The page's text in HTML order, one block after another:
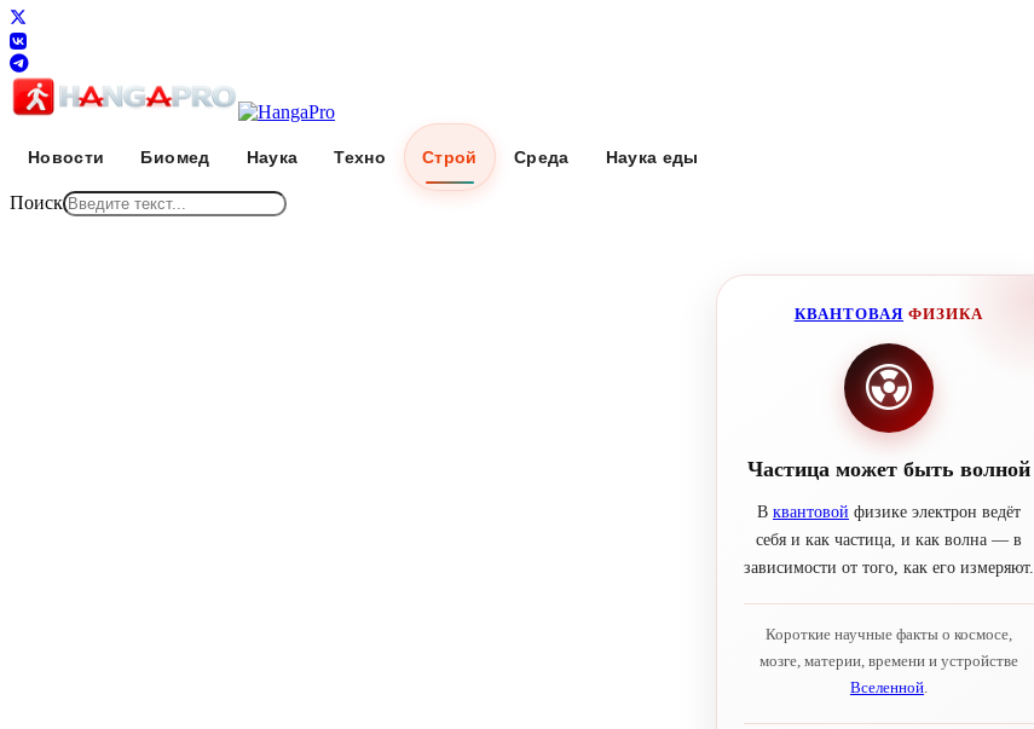
Новости Биомед Наука Техно Строй Среда Наука еды
Поиск
КВАНТОВАЯ ФИЗИКА
Частица может быть волной
В квантовой физике электрон ведёт
себя и как частица, и как волна — в
зависимости от того, как его измеряют.
Короткие научные факты о космосе,
мозге, материи, времени и устройстве
Вселенной.